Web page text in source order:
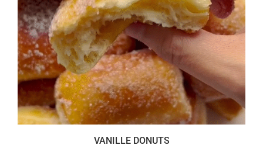
VANILLE DONUTS